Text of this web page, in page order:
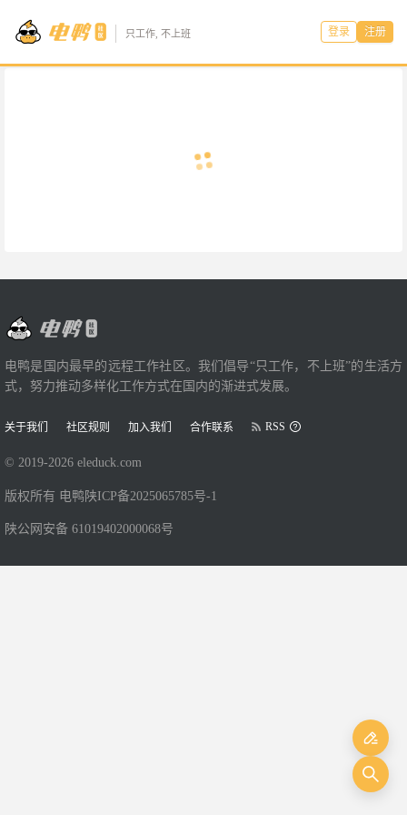
只工作, 不上班 登录 注册
电鸭是国内最早的远程工作社区。我们倡导“只工作，不上班”的生活方
式，努力推动多样化工作方式在国内的渐进式发展。
关于我们 社区规则 加入我们 合作联系 RSS
© 2019-2026 eleduck.com
版权所有 电鸭 陕ICP备2025065785号-1
陕公网安备 61019402000068号